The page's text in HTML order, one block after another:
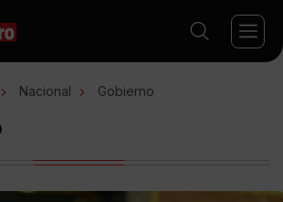
Nacional Gobierno